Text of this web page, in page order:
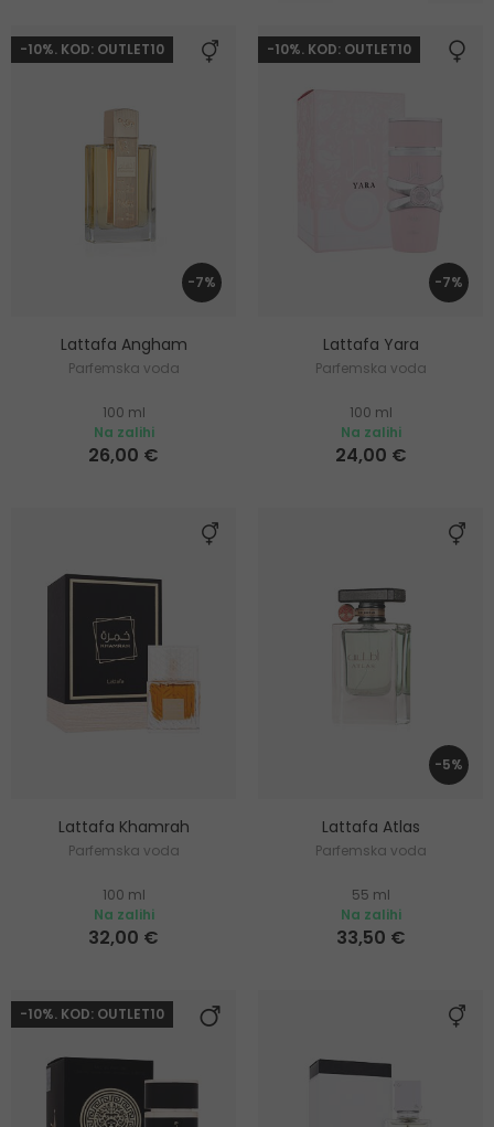
-10%. KOD: OUTLET10
-7%
Lattafa Angham
Parfemska voda
100 ml
Na zalihi
26,00 €
-10%. KOD: OUTLET10
-7%
Lattafa Yara
Parfemska voda
100 ml
Na zalihi
24,00 €
Lattafa Khamrah
Parfemska voda
100 ml
Na zalihi
32,00 €
-5%
Lattafa Atlas
Parfemska voda
55 ml
Na zalihi
33,50 €
-10%. KOD: OUTLET10